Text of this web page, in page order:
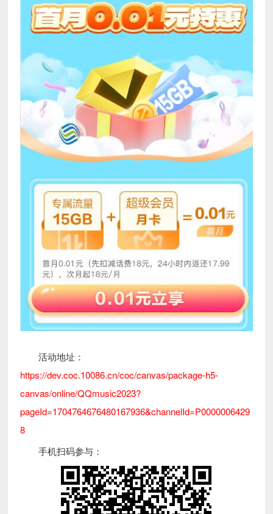
活动地址：
https://dev.coc.10086.cn/coc/canvas/package-h5-
canvas/online/QQmusic2023?
pageId=1704764676480167936&channelId=P0000006429
8
手机扫码参与：